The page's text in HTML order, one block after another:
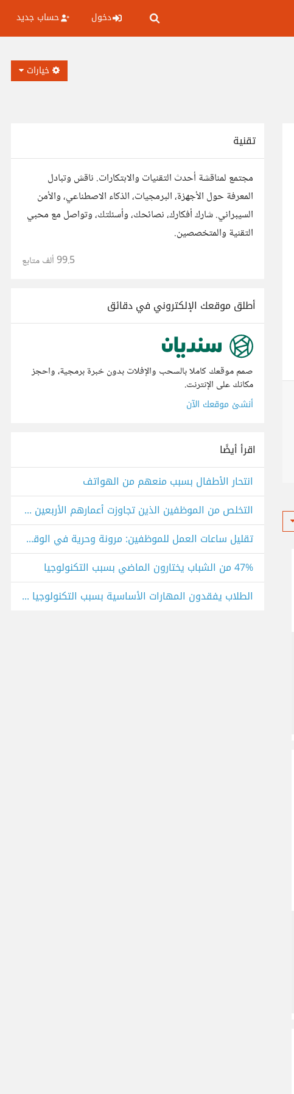
دخول حساب جديد
خيارات
تقنية
مجتمع لمناقشة أحدث التقنيات والابتكارات. ناقش وتبادل
المعرفة حول الأجهزة، البرمجيات، الذكاء الاصطناعي، والأمن
السيبراني. شارك أفكارك، نصائحك، وأسئلتك، وتواصل مع محبي
التقنية والمتخصصين.
99.5 ألف متابع
أطلق موقعك الإلكتروني في دقائق
صمم موقعك كاملا بالسحب والإفلات بدون خبرة برمجية، واحجز
مكانك على الإنترنت.
أنشئ موقعك الآن
اقرأ أيضًا
انتحار الأطفال بسبب منعهم من الهواتف
التخلص من الموظفين الذين تجاوزت أعمارهم الأربعين في مجالات التقنية
تقليل ساعات العمل للموظفين: مرونة وحرية في الوقت أم بطالة مقنّعة
47% من الشباب يختارون الماضي بسبب التكنولوجيا
الطلاب يفقدون المهارات الأساسية بسبب التكنولوجيا أم أن المعلمين بحاجة للتأهيل؟